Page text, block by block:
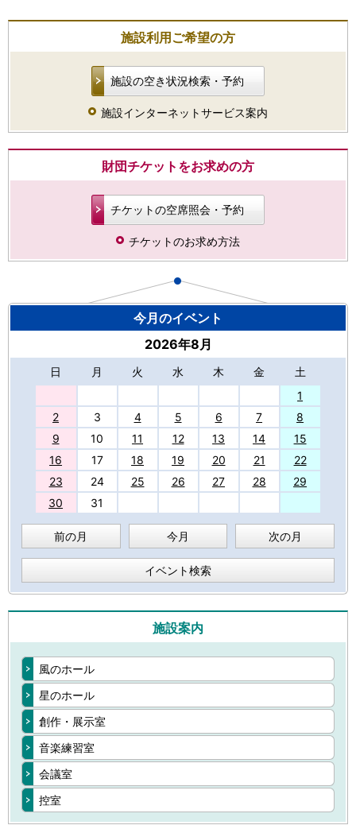
施設利用ご希望の方
施設の空き状況検索・予約
施設インターネットサービス案内
財団チケットをお求めの方
チケットの空席照会・予約
チケットのお求め方法
今月のイベント
2026年8月
日 月 火 水 木 金
土
1
2
3 4 5 6 7
8
9
10 11 12 13 14
15
16
17 18 19 20 21
22
23
24 25 26 27 28
29
30
31
前の月 今月 次の月
イベント検索
施設案内
風のホール
星のホール
創作・展示室
音楽練習室
会議室
控室